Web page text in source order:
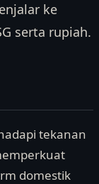
ke
serta rupiah.
tekanan
domestik